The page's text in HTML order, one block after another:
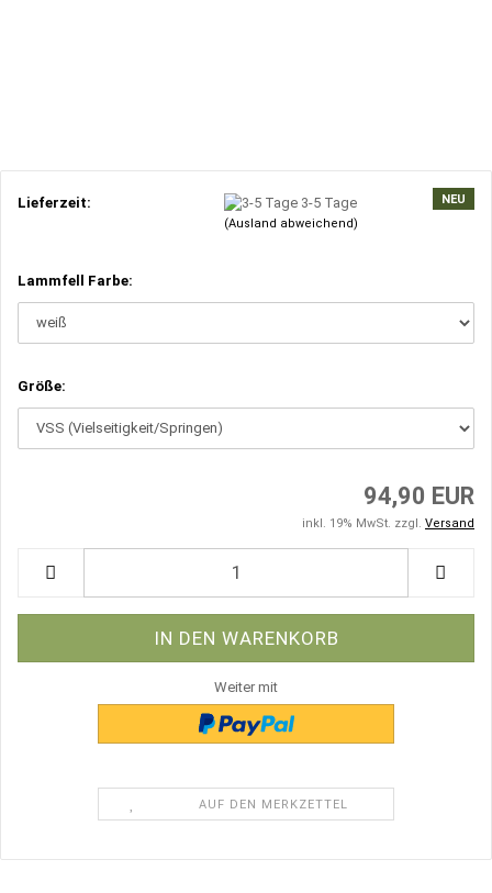
NEU
Lieferzeit: 3-5 Tage
(Ausland abweichend)
Lammfell Farbe:
Größe:
94,90 EUR
inkl. 19% MwSt. zzgl. Versand
Weiter mit
AUF DEN MERKZETTEL